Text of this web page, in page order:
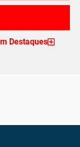
Destaques